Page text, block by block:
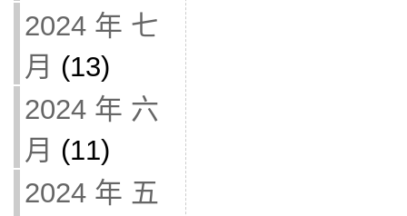
2024 年 七
月 (13)
2024 年 六
月 (11)
2024 年 五